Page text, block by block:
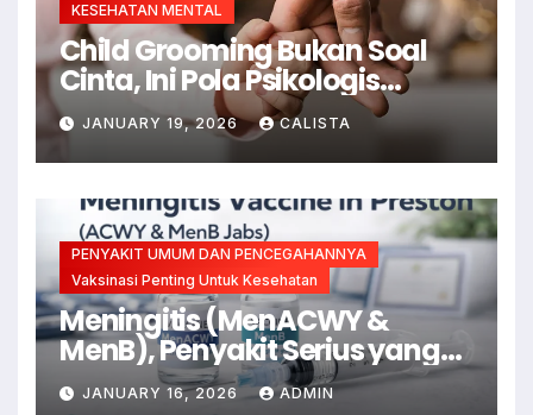
KESEHATAN MENTAL
Child Grooming Bukan Soal
Cinta, Ini Pola Psikologis
Pelakunya Menurut Psikiater
JANUARY 19, 2026 CALISTA
PENYAKIT UMUM DAN PENCEGAHANNYA
Vaksinasi Penting Untuk Kesehatan
Meningitis (MenACWY &
MenB), Penyakit Serius yang
Bisa Dicegah dengan Vaksin
JANUARY 16, 2026 ADMIN